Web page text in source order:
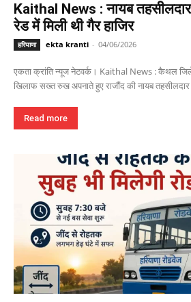
Kaithal News : नायब
रेड में मिली थी गैर हाजिर
हरियाणा ekta kranti - 04/06/2026
एकता क्रांति न्यूज नेटवर्क। Kaithal News : कैथल
खिलाफ सख्त रुख अपनाते हुए राजौंद की नायब
Read more